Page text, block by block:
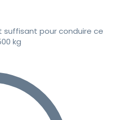
pour conduire ce
kg